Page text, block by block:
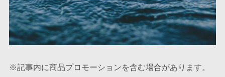
※記事内に商品プロモーションを含む場合があります。